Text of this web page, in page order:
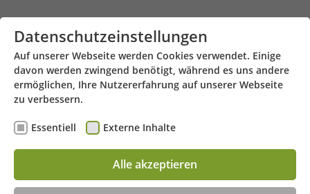
Zum Hauptinhalt springen
Emil-Geis-Str. 4 - 82031 Grünwald
Datenschutzeinstellungen
Auf unserer Webseite werden Cookies verwendet. Einige
davon werden zwingend benötigt, während es uns andere
ermöglichen, Ihre Nutzererfahrung auf unserer Webseite
zu verbessern.
Essentiell Externe Inhalte
Alle akzeptieren